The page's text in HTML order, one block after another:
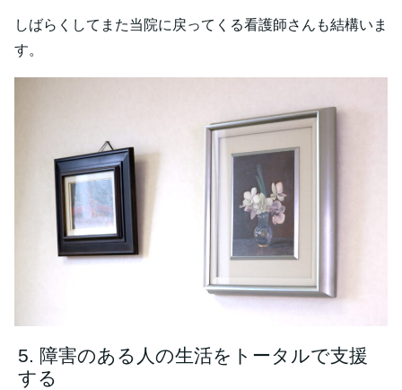
しばらくしてまた当院に戻ってくる看護師さんも結構いま
す。
障害のある人の生活をトータルで支援
する